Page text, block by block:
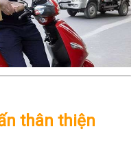
thân thiện